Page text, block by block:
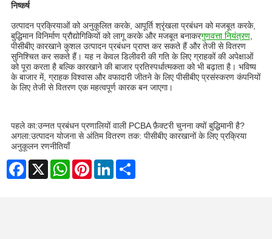
निष्कर्ष
उत्पादन प्रक्रियाओं को अनुकूलित करके, आपूर्ति श्रृंखला प्रबंधन को मजबूत करके,
बुद्धिमान विनिर्माण प्रौद्योगिकियों को लागू करके और मजबूत बनाकरगुणवत्ता नियंत्रण,
पीसीबीए कारखाने कुशल उत्पादन प्रबंधन प्राप्त कर सकते हैं और तेजी से वितरण
सुनिश्चित कर सकते हैं। यह न केवल डिलीवरी की गति के लिए ग्राहकों की अपेक्षाओं
को पूरा करता है बल्कि कारखाने की बाजार प्रतिस्पर्धात्मकता को भी बढ़ाता है। भविष्य
के बाजार में, ग्राहक विश्वास और वफादारी जीतने के लिए पीसीबीए प्रसंस्करण कंपनियों
के लिए तेजी से वितरण एक महत्वपूर्ण कारक बन जाएगा।
पहले का:उन्नत प्रबंधन प्रणालियों वाली PCBA फ़ैक्टरी चुनना क्यों बुद्धिमानी है?
अगला:उत्पादन योजना से अंतिम वितरण तक: पीसीबीए कारखानों के लिए प्रक्रिया
अनुकूलन रणनीतियाँ
Facebook
X WhatsAppPinterestLinkedInShare